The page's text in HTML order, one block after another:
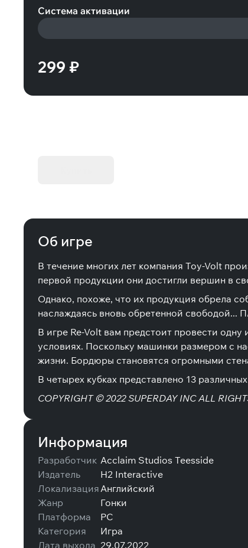
Система активации
299 ₽
Об игре
В течение многих лет компания Toy-Volt
первой продукции они достигли вершин в
Однако, похоже, что их продукция обрела
наслаждаясь вновь обретенной свободой...
В игре Re-Volt вам предстоит провести
условиях. Поскольку машинки размером с
жизни. Бордюры становятся огромными
В четырех кубках представлено 13
COPYRIGHT © 2022 SUPERDAY INC ALL
Информация
Разработчик Acclaim Studios Teesside
Издатель
H2 Interactive
ЛокализацияАнглийский
Жанр
Гонки
Платформа
PC
Категория
Игра
Дата выхода 29.07.2022